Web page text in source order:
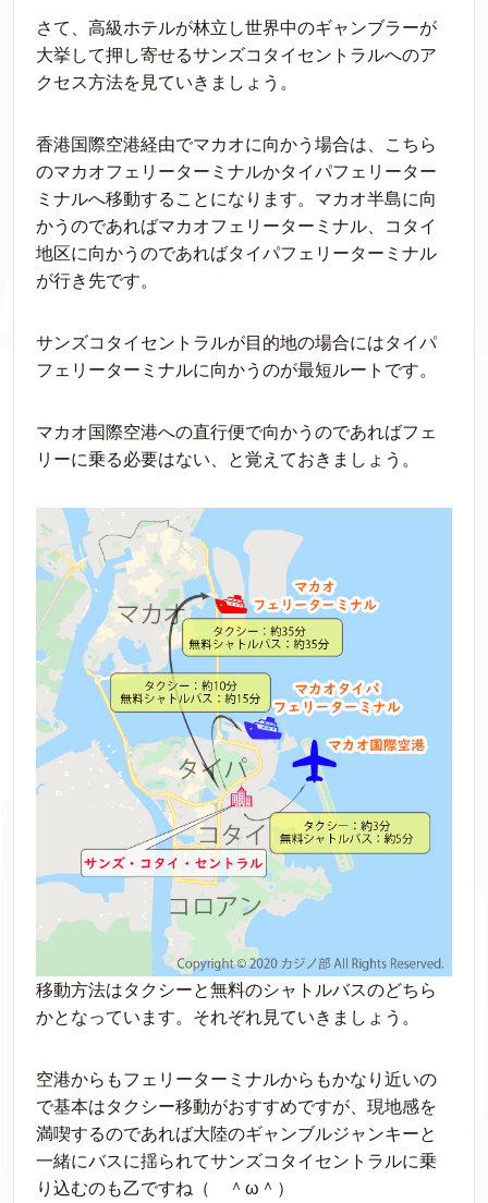
さて、高級ホテルが林立し世界中のギャンブラーが
大挙して押し寄せるサンズコタイセントラルへのア
クセス方法を見ていきましょう。
香港国際空港経由でマカオに向かう場合は、こちら
のマカオフェリーターミナルかタイパフェリーター
ミナルへ移動することになります。マカオ半島に向
かうのであればマカオフェリーターミナル、コタイ
地区に向かうのであればタイパフェリーターミナル
が行き先です。
サンズコタイセントラルが目的地の場合にはタイパ
フェリーターミナルに向かうのが最短ルートです。
マカオ国際空港への直行便で向かうのであればフェ
リーに乗る必要はない、と覚えておきましょう。
移動方法はタクシーと無料のシャトルバスのどちら
かとなっています。それぞれ見ていきましょう。
空港からもフェリーターミナルからもかなり近いの
で基本はタクシー移動がおすすめですが、現地感を
満喫するのであれば大陸のギャンブルジャンキーと
一緒にバスに揺られてサンズコタイセントラルに乗
り込むのも乙ですね（ ＾ω＾）